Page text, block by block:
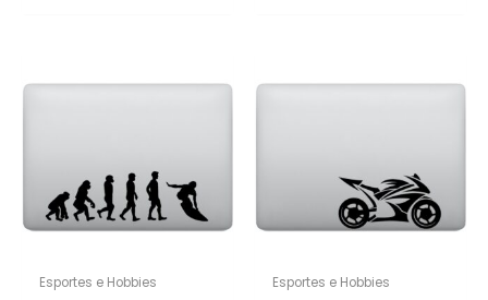
Esportes e Hobbies Esportes e Hobbies